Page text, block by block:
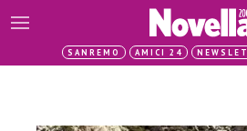
SANREMO AMICI 24